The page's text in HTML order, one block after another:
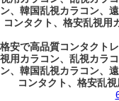
ン、韓国乱視カラコン、
コンタクト、格安乱視
格安で高品質コンタクト
視用カラコン、乱視カラ
ン、韓国乱視カラコン、
コンタクト、格安乱